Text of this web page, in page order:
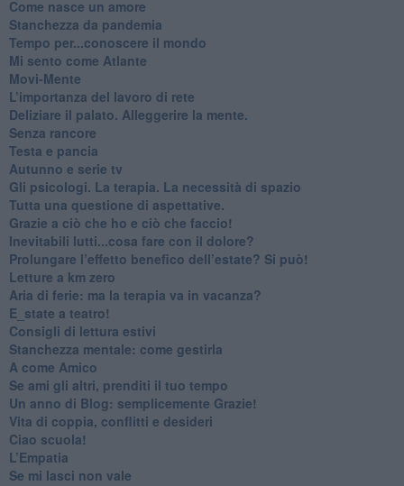
​Come nasce un amore
Stanchezza da pandemia
​Tempo per...conoscere il mondo
​Mi sento come Atlante
​Movi-Mente
​L’importanza del lavoro di rete
​Deliziare il palato. Alleggerire la mente.
​Senza rancore
​Testa e pancia
​Autunno e serie tv
​Gli psicologi. La terapia. La necessità di spazio
​Tutta una questione di aspettative.
​Grazie a ciò che ho e ciò che faccio!
​Inevitabili lutti...cosa fare con il dolore?
Prolungare l’effetto benefico dell’estate? Si può!
​Letture a km zero
​Aria di ferie: ma la terapia va in vacanza?
​E_state a teatro!
​Consigli di lettura estivi
​Stanchezza mentale: come gestirla
​A come Amico
​Se ami gli altri, prenditi il tuo tempo
​Un anno di Blog: semplicemente Grazie!
​Vita di coppia, conflitti e desideri
​Ciao scuola!
​L’Empatia
​Se mi lasci non vale